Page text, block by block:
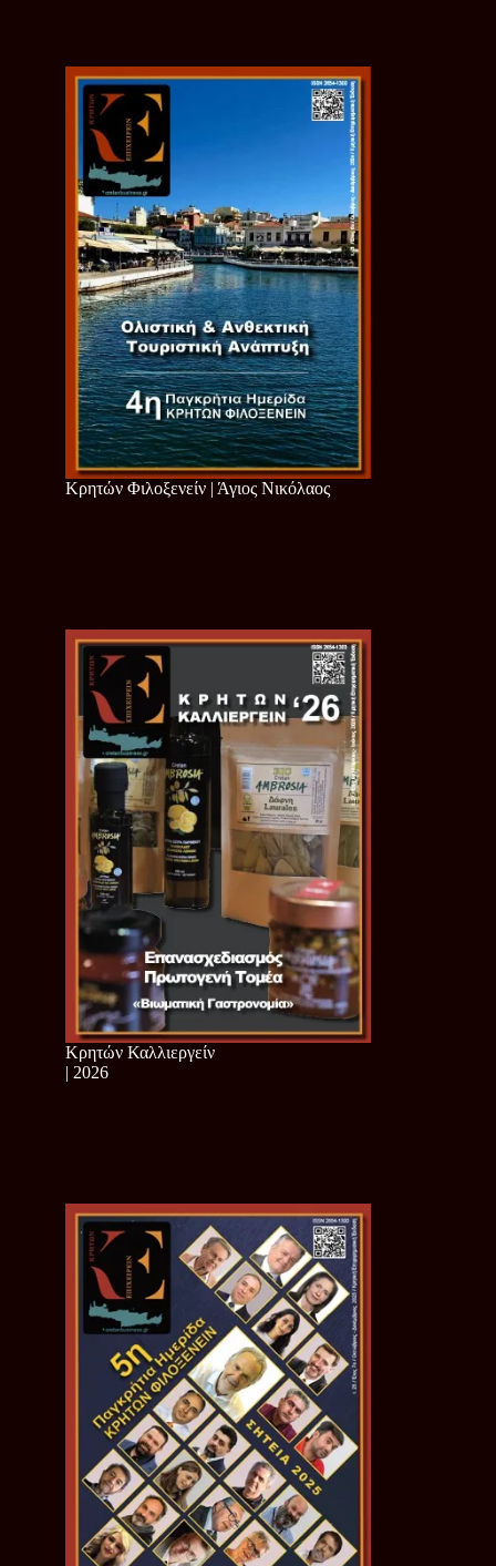
Κρητών Φιλοξενείν | Άγιος Νικόλαος
Κρητών Καλλιεργείν
| 2026